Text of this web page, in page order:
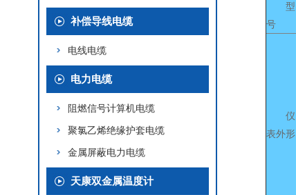
补偿导线电缆
电线电缆
电力电缆
阻燃信号计算机电缆
聚氯乙烯绝缘护套电缆
金属屏蔽电力电缆
天康双金属温度计
型
号
仪
表外形